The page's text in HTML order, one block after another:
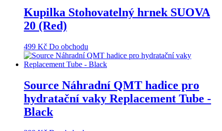
Kupilka Stohovatelný hrnek SUOVA
20 (Red)
499 Kč Do obchodu
Source Náhradní QMT hadice pro
hydratační vaky Replacement Tube -
Black